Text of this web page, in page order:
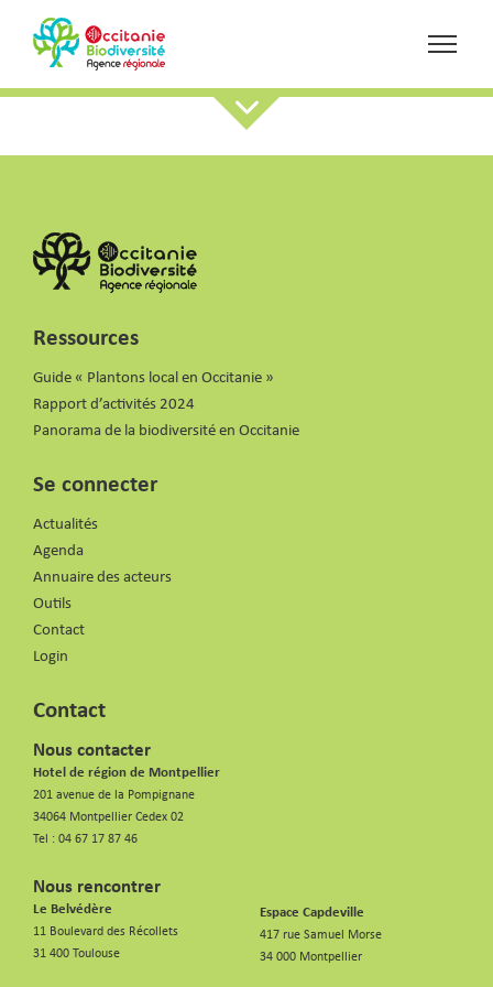
Ressources
Guide « Plantons local en Occitanie »
Rapport d’activités 2024
Panorama de la biodiversité en Occitanie
Se connecter
Actualités
Agenda
Annuaire des acteurs
Outils
Contact
Login
Contact
Nous contacter
Hotel de région de Montpellier
201 avenue de la Pompignane
34064 Montpellier Cedex 02
Tel : 04 67 17 87 46
Nous rencontrer
Le Belvédère
11 Boulevard des Récollets
31 400 Toulouse
Espace Capdeville
417 rue Samuel Morse
34 000 Montpellier